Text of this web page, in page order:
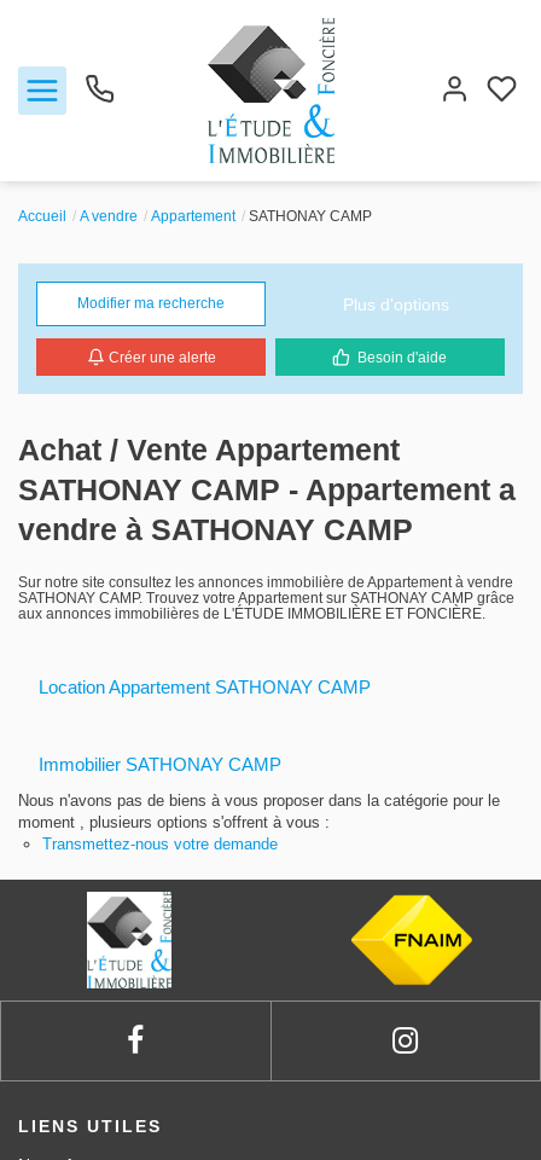
Ventes
Biens vendus
Locations
Estimation
Gestion locative
Accueil A vendre Appartement SATHONAY CAMP
Modifier ma recherche Plus d'options
Créer une alerte Besoin d'aide
Achat / Vente Appartement
SATHONAY CAMP - Appartement a
vendre à SATHONAY CAMP
Sur notre site consultez les annonces immobilière de Appartement à vendre
SATHONAY CAMP. Trouvez votre Appartement sur SATHONAY CAMP grâce
aux annonces immobilières de L'ÉTUDE IMMOBILIÈRE ET FONCIÈRE.
Location Appartement SATHONAY CAMP
Immobilier SATHONAY CAMP
Nous n'avons pas de biens à vous proposer dans la catégorie pour le
moment , plusieurs options s'offrent à vous :
Transmettez-nous votre demande
LIENS UTILES